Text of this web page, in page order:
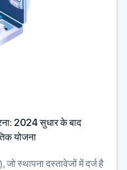
2024 सुधार के बाद
योजना
स्थापना दस्तावेजों में दर्ज है